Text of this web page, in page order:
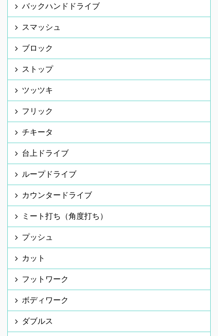
バックハンドドライブ
スマッシュ
ブロック
ストップ
ツッツキ
フリック
チキータ
台上ドライブ
ループドライブ
カウンタードライブ
ミート打ち（角度打ち）
プッシュ
カット
フットワーク
ボディワーク
ダブルス